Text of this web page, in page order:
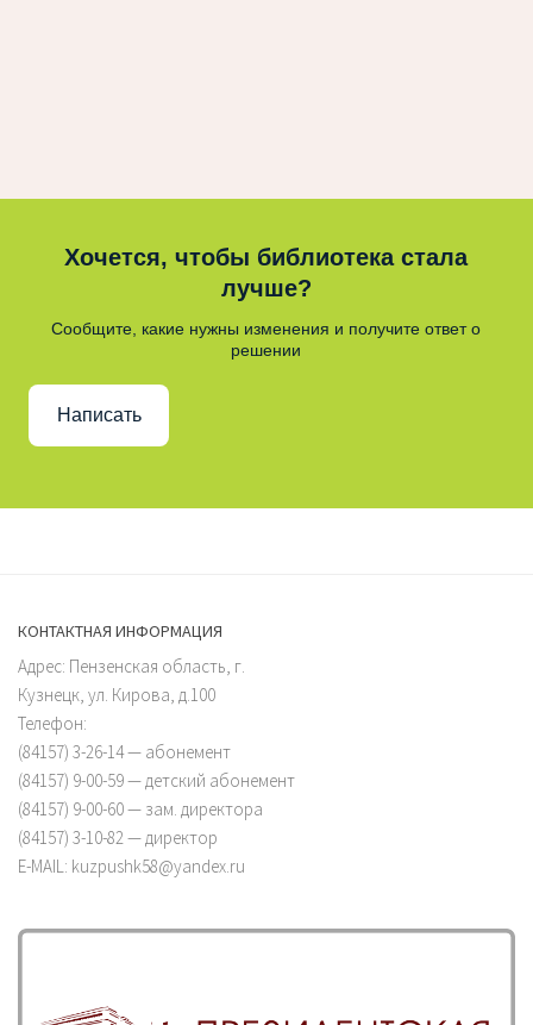
Хочется, чтобы библиотека стала
лучше?
Сообщите, какие нужны изменения и получите ответ о
решении
Написать
КОНТАКТНАЯ ИНФОРМАЦИЯ
Адрес: Пензенская область, г.
Кузнецк, ул. Кирова, д.100
Телефон:
(84157) 3-26-14 — абонемент
(84157) 9-00-59 — детский абонемент
(84157) 9-00-60 — зам. директора
(84157) 3-10-82 — директор
E-MAIL: kuzpushk58@yandex.ru